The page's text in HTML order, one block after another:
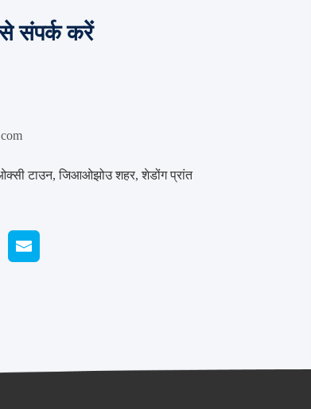
संपर्क करें
टाउन, जिआओझोउ शहर, शेडोंग प्रांत